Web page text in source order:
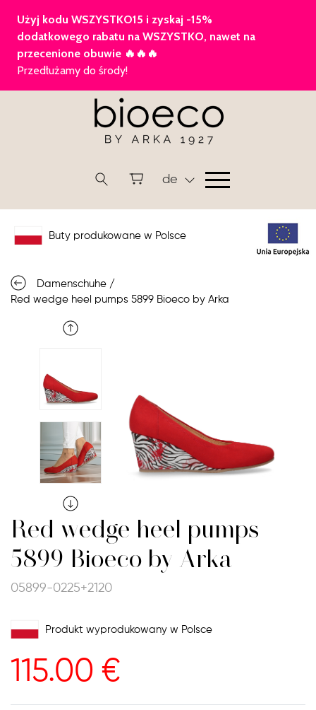
de
Buty produkowane w Polsce
Damenschuhe /
Red wedge heel pumps 5899 Bioeco by Arka
Red wedge heel pumps
5899 Bioeco by Arka
05899-0225+2120
Produkt wyprodukowany w Polsce
115.00 €